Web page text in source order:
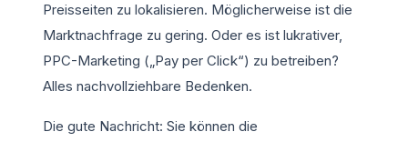
Preisseiten zu lokalisieren. Möglicherweise ist die
Marktnachfrage zu gering. Oder es ist lukrativer,
PPC-Marketing („Pay per Click“) zu betreiben?
Alles nachvollziehbare Bedenken.
Die gute Nachricht: Sie können die